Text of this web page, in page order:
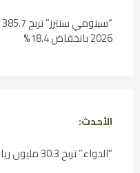
2026 بانخفاض 18.4%
الأحدث:
“الدواء” تربح 30.3 مليون ريال في الربع الثاني من 2026